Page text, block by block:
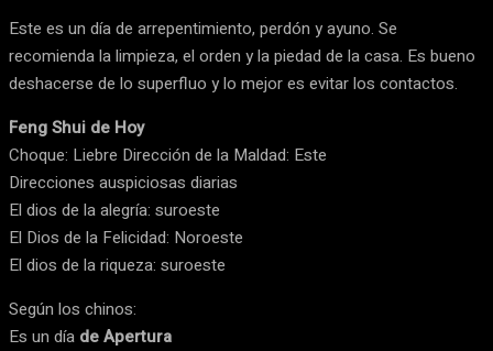
Este es un día de arrepentimiento, perdón y ayuno. Se
recomienda la limpieza, el orden y la piedad de la casa. Es bueno
deshacerse de lo superfluo y lo mejor es evitar los contactos.
Feng Shui de Hoy
Choque: Liebre Dirección de la Maldad: Este
Direcciones auspiciosas diarias
El dios de la alegría: suroeste
El Dios de la Felicidad: Noroeste
El dios de la riqueza: suroeste
Según los chinos:
Es un día de Apertura